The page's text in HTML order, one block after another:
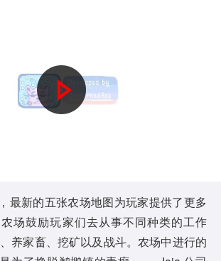
P
y
V
最新的五张农场地图为玩家提供了更多
场鼓励玩家们去从事不同种类的工作
家畜、挖矿以及战斗。农场中进行的